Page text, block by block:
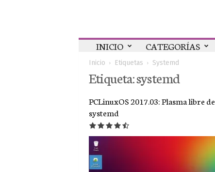
Colaboratorio
INICIO CATEGORÍAS
Inicio Etiquetas Systemd
Etiqueta: systemd
PCLinuxOS 2017.03: Plasma libre de
systemd